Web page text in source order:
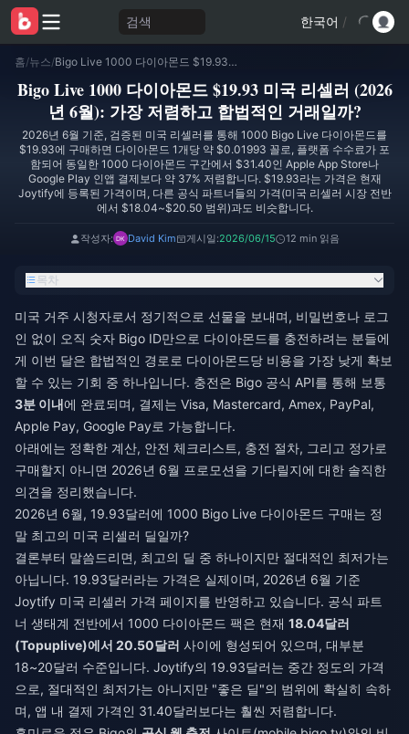
검색 한국어 /
홈/뉴스/ Bigo Live 1000 다이아몬드 $19.93 미국 리셀러 (2026년 6월): 가장 저렴하고 합법적인 거래일까?
Bigo Live 1000 다이아몬드 $19.93 미국 리셀러 (2026
년 6월): 가장 저렴하고 합법적인 거래일까?
2026년 6월 기준, 검증된 미국 리셀러를 통해 1000 Bigo Live 다이아몬드를
$19.93에 구매하면 다이아몬드 1개당 약 $0.01993 꼴로, 플랫폼 수수료가 포
함되어 동일한 1000 다이아몬드 구간에서 $31.40인 Apple App Store나
Google Play 인앱 결제보다 약 37% 저렴합니다. $19.93라는 가격은 현재
Joytify에 등록된 가격이며, 다른 공식 파트너들의 가격(미국 리셀러 시장 전반
에서 $18.04~$20.50 범위)과도 비슷합니다.
작성자: David Kim 게시일:2026/06/15 12 min 읽음
목차
미국 거주 시청자로서 정기적으로 선물을 보내며, 비밀번호나 로그
인 없이 오직 숫자 Bigo ID만으로 다이아몬드를 충전하려는 분들에
게 이번 달은 합법적인 경로로 다이아몬드당 비용을 가장 낮게 확보
할 수 있는 기회 중 하나입니다. 충전은 Bigo 공식 API를 통해 보통
3분 이내에 완료되며, 결제는 Visa, Mastercard, Amex, PayPal,
Apple Pay, Google Pay로 가능합니다.
아래에는 정확한 계산, 안전 체크리스트, 충전 절차, 그리고 정가로
구매할지 아니면 2026년 6월 프로모션을 기다릴지에 대한 솔직한
의견을 정리했습니다.
2026년 6월, 19.93달러에 1000 Bigo Live 다이아몬드 구매는 정
말 최고의 미국 리셀러 딜일까?
결론부터 말씀드리면, 최고의 딜 중 하나이지만 절대적인 최저가는
아닙니다. 19.93달러라는 가격은 실제이며, 2026년 6월 기준
Joytify 미국 리셀러 가격 페이지를 반영하고 있습니다. 공식 파트
너 생태계 전반에서 1000 다이아몬드 팩은 현재 18.04달러
(Topuplive)에서 20.50달러 사이에 형성되어 있으며, 대부분
18~20달러 수준입니다. Joytify의 19.93달러는 중간 정도의 가격
으로, 절대적인 최저가는 아니지만 "좋은 딜"의 범위에 확실히 속하
며, 앱 내 결제 가격인 31.40달러보다는 훨씬 저렴합니다.